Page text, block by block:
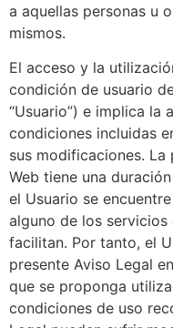
a aquellas personas u
mismos.
El acceso y la
condición de usuario
“Usuario”) e implica la
condiciones incluidas
sus modificaciones.
Web tiene una
el Usuario se
alguno de los
facilitan. Por tanto, el
presente Aviso Legal
que se proponga
condiciones de uso